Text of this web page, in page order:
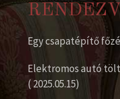
Egy csapatépítő
Elektromos autó
( 2025.05.15)